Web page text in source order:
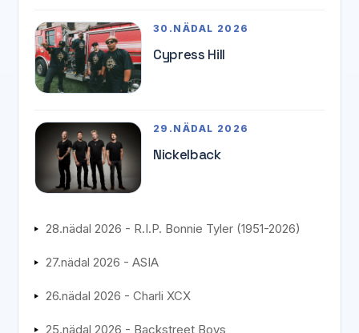
30.NÄDAL 2026
Cypress Hill
29.NÄDAL 2026
Nickelback
28.nädal 2026 - R.I.P. Bonnie Tyler (1951-2026)
27.nädal 2026 - ASIA
26.nädal 2026 - Charli XCX
25.nädal 2026 - Backstreet Boys